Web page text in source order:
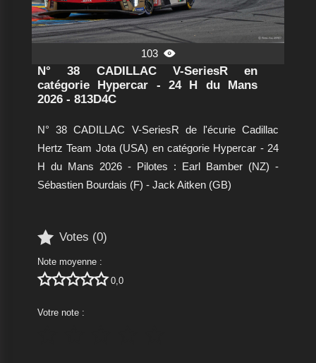
103 
N° 38 CADILLAC V-SeriesR en
catégorie Hypercar - 24 H du Mans
2026 - 813D4C
N° 38 CADILLAC V-SeriesR de l'écurie Cadillac
Hertz Team Jota (USA) en catégorie Hypercar - 24
H du Mans 2026 - Pilotes : Earl Bamber (NZ) -
Sébastien Bourdais (F) - Jack Aitken (GB)
 Votes (0)
Note moyenne :
 0,0
Votre note :